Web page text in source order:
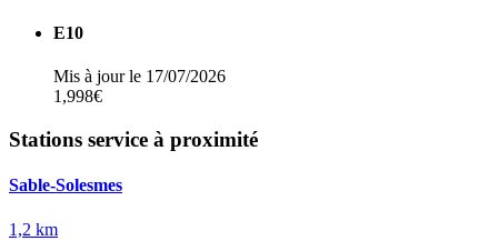
E10
Mis à jour le 17/07/2026
1,998€
Stations service à proximité
Sable-Solesmes
1,2 km